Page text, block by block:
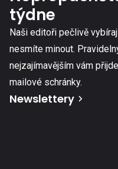
týdne
Naši editoři pečlivě
nesmíte minout.
nejzajímavějším vám
mailové schránky.
Newslettery